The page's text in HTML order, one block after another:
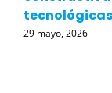
tecnológicas
29 mayo, 2026